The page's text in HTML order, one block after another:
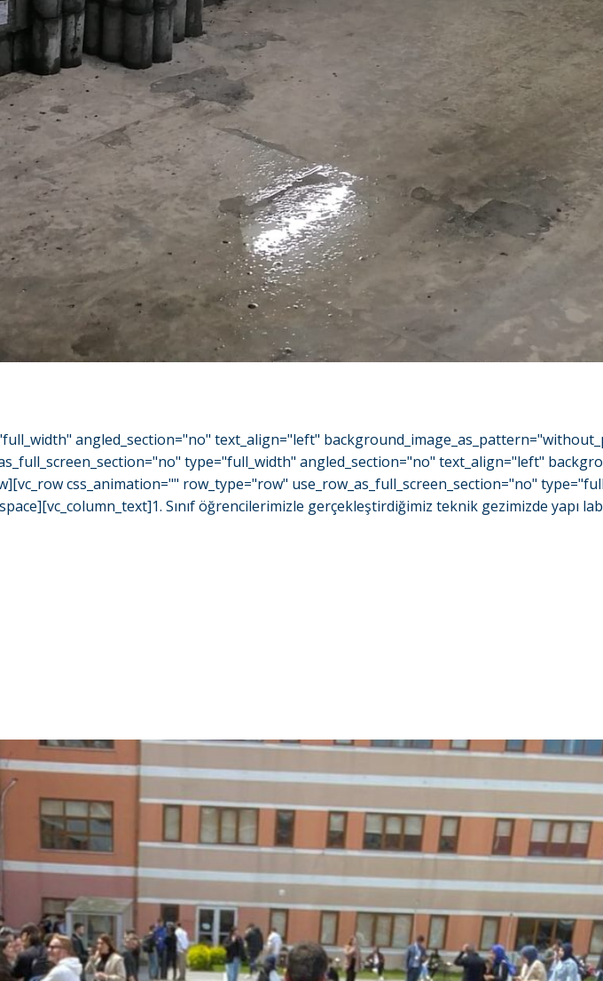
angled_section="no" text_align="left"
type="full_width" angled_section="no" text_align="left"
css_animation="" row_type="row" use_row_as_full_screen_section="no"
Sınıf öğrencilerimizle gerçekleştirdiğimiz teknik gezimizde yapı